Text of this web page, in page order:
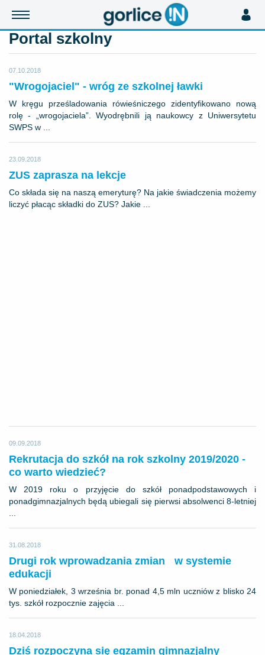
Portal szkolny
07.10.2018
"Wrogojaciel" - wróg ze szkolnej ławki
W kręgu prześladowania rówieśniczego zidentyfikowano nową
rolę - „wrogojaciela”. Wyodrębnili ją naukowcy z Uniwersytetu
SWPS w ...
23.09.2018
ZUS zaprasza na lekcje
Co składa się na naszą emeryturę? Na jakie świadczenia możemy
liczyć płacąc składki do ZUS? Jakie ...
09.09.2018
Rekrutacja do szkół na rok szkolny 2019/2020 -
co warto wiedzieć?
W 2019 roku o przyjęcie do szkół ponadpodstawowych i
ponadgimnazjalnych będą ubiegali się pierwsi absolwenci 8-letniej
31.08.2018
Drugi rok wprowadzania zmian w systemie
edukacji
W poniedziałek, 3 września br. ponad 4,5 mln uczniów z blisko 24
tys. szkół rozpocznie zajęcia ...
18.04.2018
Dziś rozpoczyna się egzamin gimnazjalny